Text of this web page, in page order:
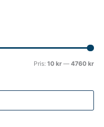
M
n
M
k
Pris: 10 kr — 4760 kr